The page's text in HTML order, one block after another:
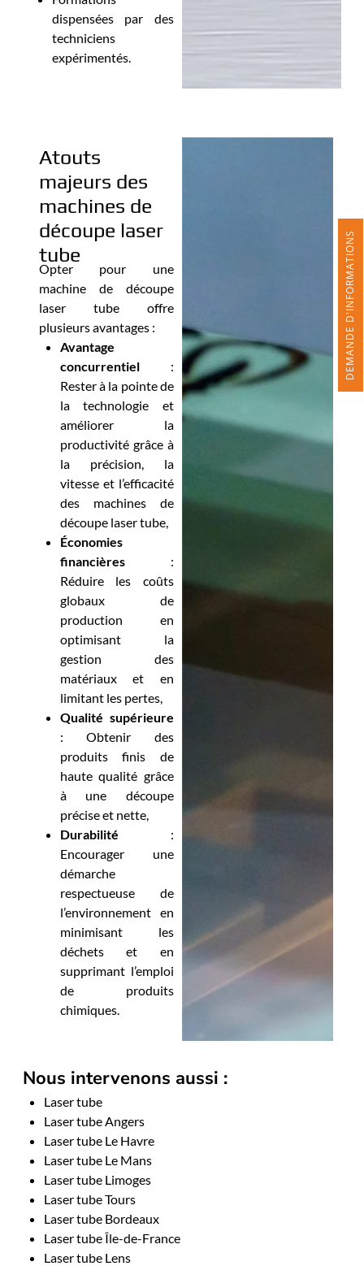
dispensées par des
techniciens
expérimentés.
Atouts
majeurs des
machines de
découpe laser
tube
Opter pour une
machine de découpe
laser tube offre
plusieurs avantages :
Avantage
concurrentiel :
Rester à la pointe de
la technologie et
améliorer la
productivité grâce à
la précision, la
vitesse et l’efficacité
des machines de
découpe laser tube,
Économies
financières :
Réduire les coûts
globaux de
production en
optimisant la
gestion des
matériaux et en
limitant les pertes,
Qualité supérieure
: Obtenir des
produits finis de
haute qualité grâce
à une découpe
précise et nette,
Durabilité :
Encourager une
démarche
respectueuse de
l’environnement en
minimisant les
déchets et en
supprimant l’emploi
de produits
chimiques.
Nous intervenons aussi :
Laser tube
Laser tube Angers
Laser tube Le Havre
Laser tube Le Mans
Laser tube Limoges
Laser tube Tours
Laser tube Bordeaux
Laser tube Île-de-France
Laser tube Lens
DEMANDE D'INFORMATIONS